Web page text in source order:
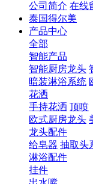
公司简介 在线
泰国得尔美
产品中心
全部
智能产品
智能厨房龙头
暗装淋浴系统
花洒
手持花洒 顶喷
欧式厨房龙头
龙头配件
给皂器 抽取头
淋浴配件
挂件